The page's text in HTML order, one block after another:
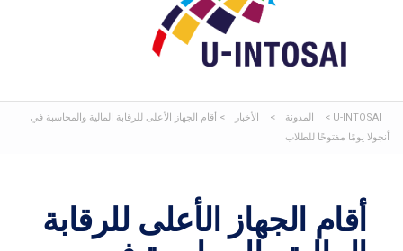
U-INTOSAI
> المدونة > الأخبار > أقام الجهاز الأعلى للرقابة المالية والمحاسبة في
أنجولا يومًا مفتوحًا للطلاب
أقام الجهاز الأعلى للرقابة